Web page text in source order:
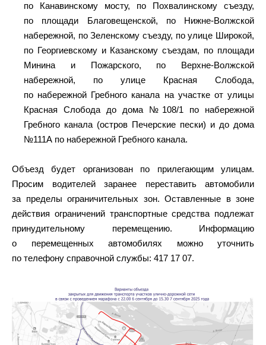
по Канавинскому мосту, по Похвалинскому съезду,
по площади Благовещенской, по Нижне-Волжской
набережной, по Зеленскому съезду, по улице Широкой,
по Георгиевскому и Казанскому съездам, по площади
Минина и Пожарского, по Верхне-Волжской
набережной, по улице Красная Слобода,
по набережной Гребного канала на участке от улицы
Красная Слобода до дома №108/1 по набережной
Гребного канала (остров Печерские пески) и до дома
№111А по набережной Гребного канала.
Объезд будет организован по прилегающим улицам.
Просим водителей заранее переставить автомобили
за пределы ограничительных зон. Оставленные в зоне
действия ограничений транспортные средства подлежат
принудительному перемещению. Информацию
о перемещенных автомобилях можно уточнить
по телефону справочной службы: 417 17 07.